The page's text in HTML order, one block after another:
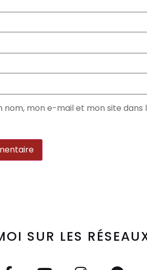
nom, mon e-mail et mon site
SUR LES